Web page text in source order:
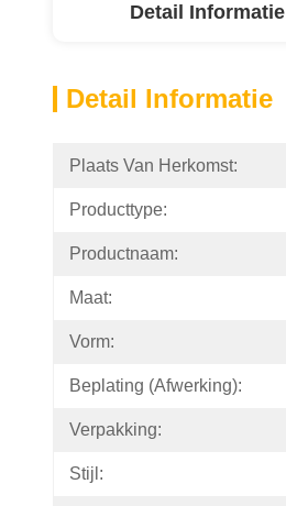
Detail Informatie
Detail Informatie
Plaats Van Herkomst:
Producttype:
Productnaam:
Maat:
Vorm:
Beplating (afwerking):
Verpakking:
Stijl: